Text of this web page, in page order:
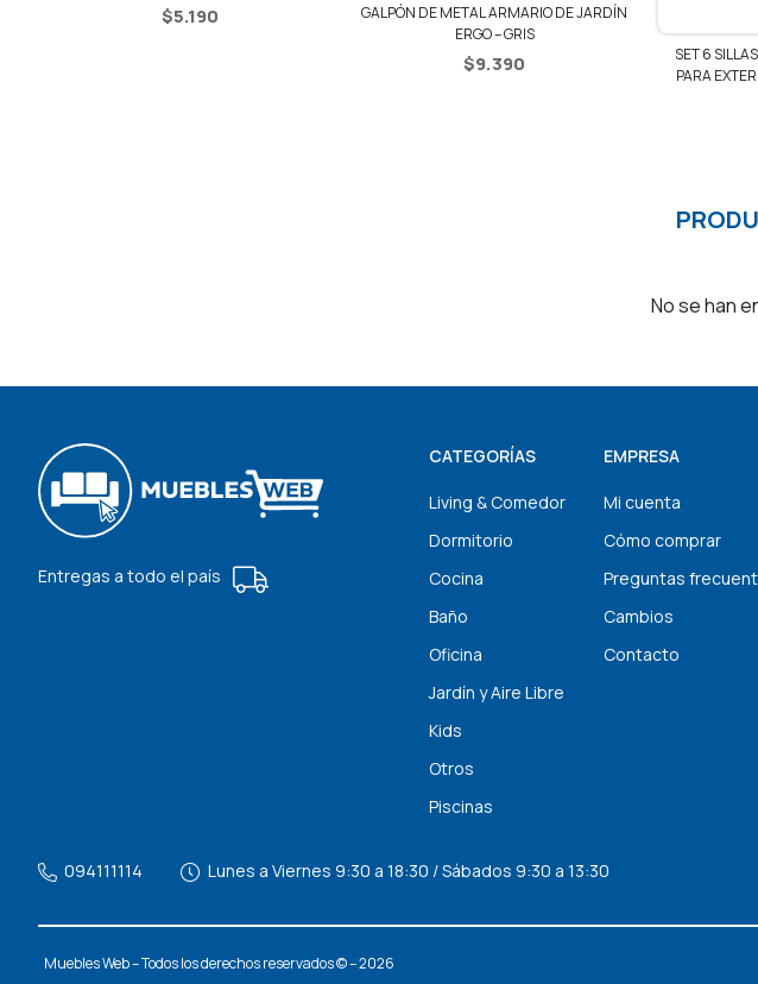
5.190
GALPÓN DE METAL ARMARIO DE JARDÍN
ERGO – GRIS
9.390
SET 6 SILLAS
PARA EXTERIOR
No se han
Entregas a todo el país
CATEGORÍAS
Living & Comedor
Dormitorio
Cocina
Baño
Oficina
Jardín y Aire Libre
Kids
Otros
Piscinas
EMPRESA
Mi cuenta
Cómo comprar
Preguntas
Cambios
Contacto
094111114 Lunes a Viernes 9:30 a 18:30 / Sábados 9:30 a 13:30
Muebles Web – Todos los derechos reservados © – 2026